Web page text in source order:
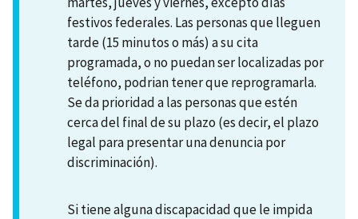
festivos federales. Las personas que lleguen
tarde (15 minutos o más) a su cita
programada, o no puedan ser localizadas por
teléfono, podrian tener que reprogramarla.
Se da prioridad a las personas que estén
cerca del final de su plazo (es decir, el plazo
legal para presentar una denuncia por
discriminación).
Si tiene alguna discapacidad que le impida